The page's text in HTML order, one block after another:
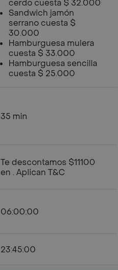
cerdo cuesta $ 32.000
Sandwich jamón
serrano cuesta $
30.000
Hamburguesa mulera
cuesta $ 33.000
Hamburguesa sencilla
cuesta $ 25.000
35 min
Te descontamos $11100
en . Aplican T&C
06:00:00
23:45:00